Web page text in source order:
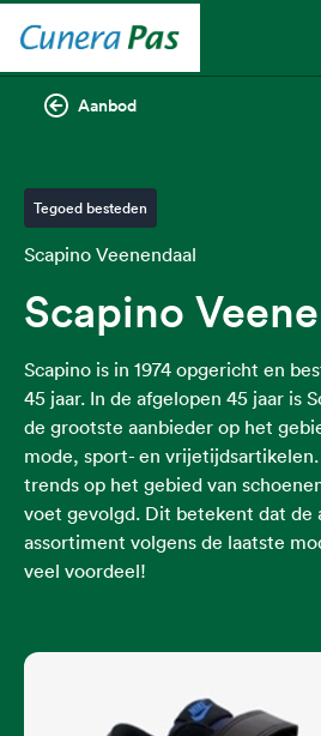
Aanbod
Tegoed besteden
Scapino Veenendaal
Scapino
Scapino is in 1974 opgericht en
45 jaar. In de afgelopen 45 jaar is
de grootste aanbieder op het
mode, sport- en
trends op het gebied van
voet gevolgd. Dit betekent dat de
assortiment volgens de laatste
veel voordeel!